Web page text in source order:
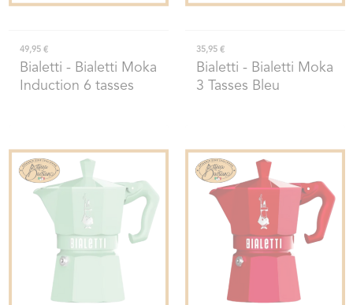
49,95 €
Bialetti - Bialetti Moka
Induction 6 tasses
35,95 €
Bialetti - Bialetti Moka
3 Tasses Bleu